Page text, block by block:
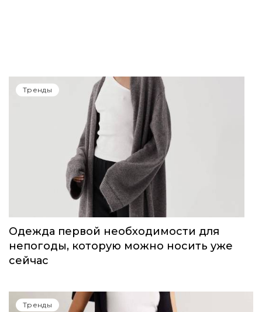
Тренды
Одежда первой необходимости для
непогоды, которую можно носить уже
сейчас
Тренды